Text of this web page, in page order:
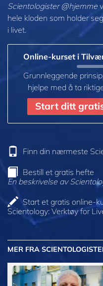
Scientologister @hjemme
hele kloden som holder
i livet.
Online-kurset i
Grunnleggende
hjelpe med å ta
Start ditt
Finn din nærmeste
Bestill et gratis hefte
En beskrivelse av
Start et gratis online-
Scientology: Verktøy for
MER FRA